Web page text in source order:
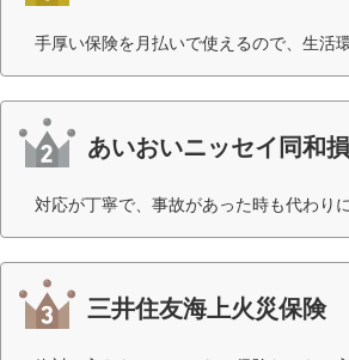
手厚い保険を月払いで使えるので、生活
あいおいニッセイ同和
対応が丁寧で、事故があった時も代わり
三井住友海上火災保険